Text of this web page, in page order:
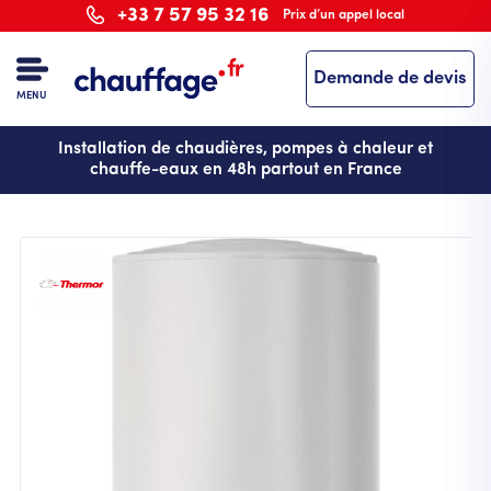
au
contenu
principal
+33 7 57 95 32 16 Prix d’un appel local
MENU
Demande de devis
Installation de chaudières, pompes à chaleur et
chauffe-eaux en 48h partout en France